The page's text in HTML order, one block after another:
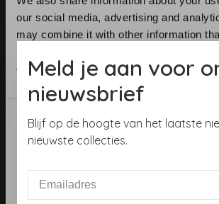
our social media, advertising and
may combine it with other information
of their services.
Consent
Selection
Necessary
Telefoon:+31 (0)23 531 90 08
E-mail:info@demooistemuren.nl
Adres:Zijlstraat 83, Haarlem
Algemene voorwaarden
Behangrollen berekenen
Meld je aan voor
nieuwsbrief
Blijf op de hoogte van het laatste
nieuwste collecties.